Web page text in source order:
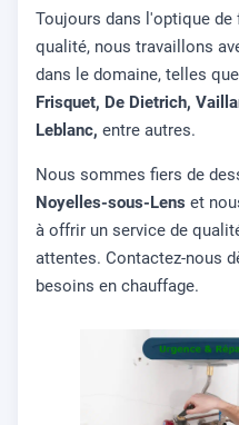
Toujours dans l'optique
qualité, nous travaillons
dans le domaine, telles que
Frisquet, De Dietrich,
Leblanc, entre autres.
Nous sommes fiers de
Noyelles-sous-Lens et
à offrir un service de
attentes. Contactez-nous
besoins en chauffage.